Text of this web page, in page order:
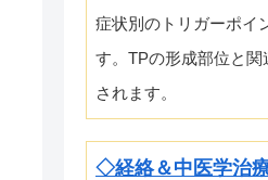
症状別のトリガーポイ
す。TPの形成部位と
されます。
◇経絡＆中医学治